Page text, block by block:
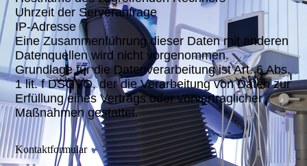
Uhrzeit der Serveranfrage
IP-Adresse
Eine Zusammenführung dieser Daten mit anderen
Datenquellen wird nicht vorgenommen.
Grundlage für die Datenverarbeitung ist Art. 6 Abs.
1 lit. f DSGVO, der die Verarbeitung von Daten zur
Erfüllung eines Vertrags oder vorvertraglicher
Maßnahmen gestattet.
Kontaktformular